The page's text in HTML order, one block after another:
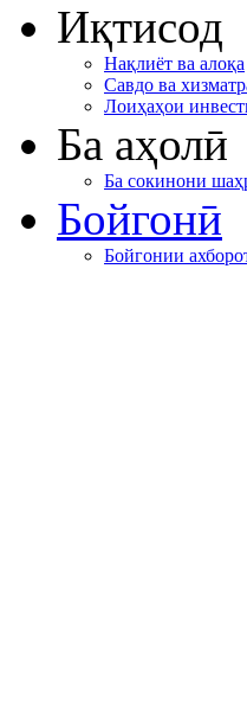
Иқтисод
Нақлиёт ва алоқа
Савдо ва
Лоиҳаҳои
Ба аҳолӣ
Ба сокинони
Бойгонӣ
Бойгонии